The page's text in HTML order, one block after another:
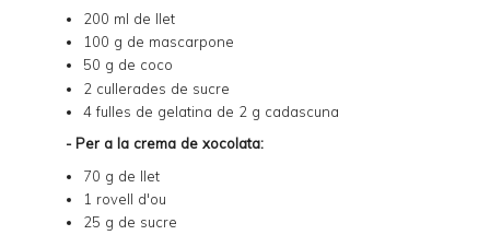
200 ml de llet
100 g de mascarpone
50 g de coco
2 cullerades de sucre
4 fulles de gelatina de 2 g cadascuna
- Per a la crema de xocolata:
70 g de llet
1 rovell d'ou
25 g de sucre